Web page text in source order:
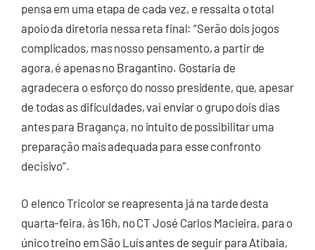
pensa em uma etapa de cada vez, e ressalta o total
apoio da diretoria nessa reta final: “Serão dois jogos
complicados, mas nosso pensamento, a partir de
agora, é apenas no Bragantino. Gostaria de
agradecera o esforço do nosso presidente, que, apesar
de todas as dificuldades, vai enviar o grupo dois dias
antes para Bragança, no intuito de possibilitar uma
preparação mais adequada para esse confronto
decisivo”.
O elenco Tricolor se reapresenta já na tarde desta
quarta-feira, às 16h, no CT José Carlos Macieira, para o
único treino em São Luís antes de seguir para Atibaia,